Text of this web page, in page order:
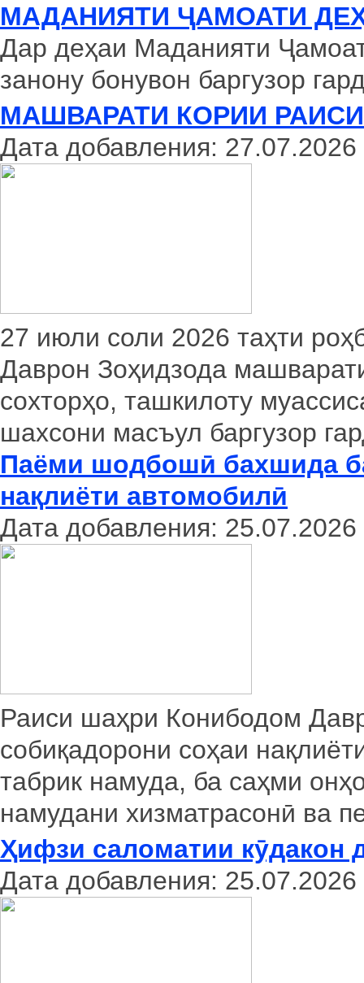
МАДАНИЯТИ ҶАМОАТИ
Дар деҳаи Маданияти
занону бонувон баргузор
МАШВАРАТИ КОРИИ
Дата добавления: 27.07.2026
27 июли соли 2026 таҳти
Даврон Зоҳидзода
сохторҳо, ташкилоту
шахсони масъул баргузор
Паёми шодбошӣ бахшида
нақлиёти автомобилӣ
Дата добавления: 25.07.2026
Раиси шаҳри Конибодом
собиқадорони соҳаи
табрик намуда, ба саҳми
намудани хизматрасонӣ ва
Ҳифзи саломатии кӯдакон
Дата добавления: 25.07.2026